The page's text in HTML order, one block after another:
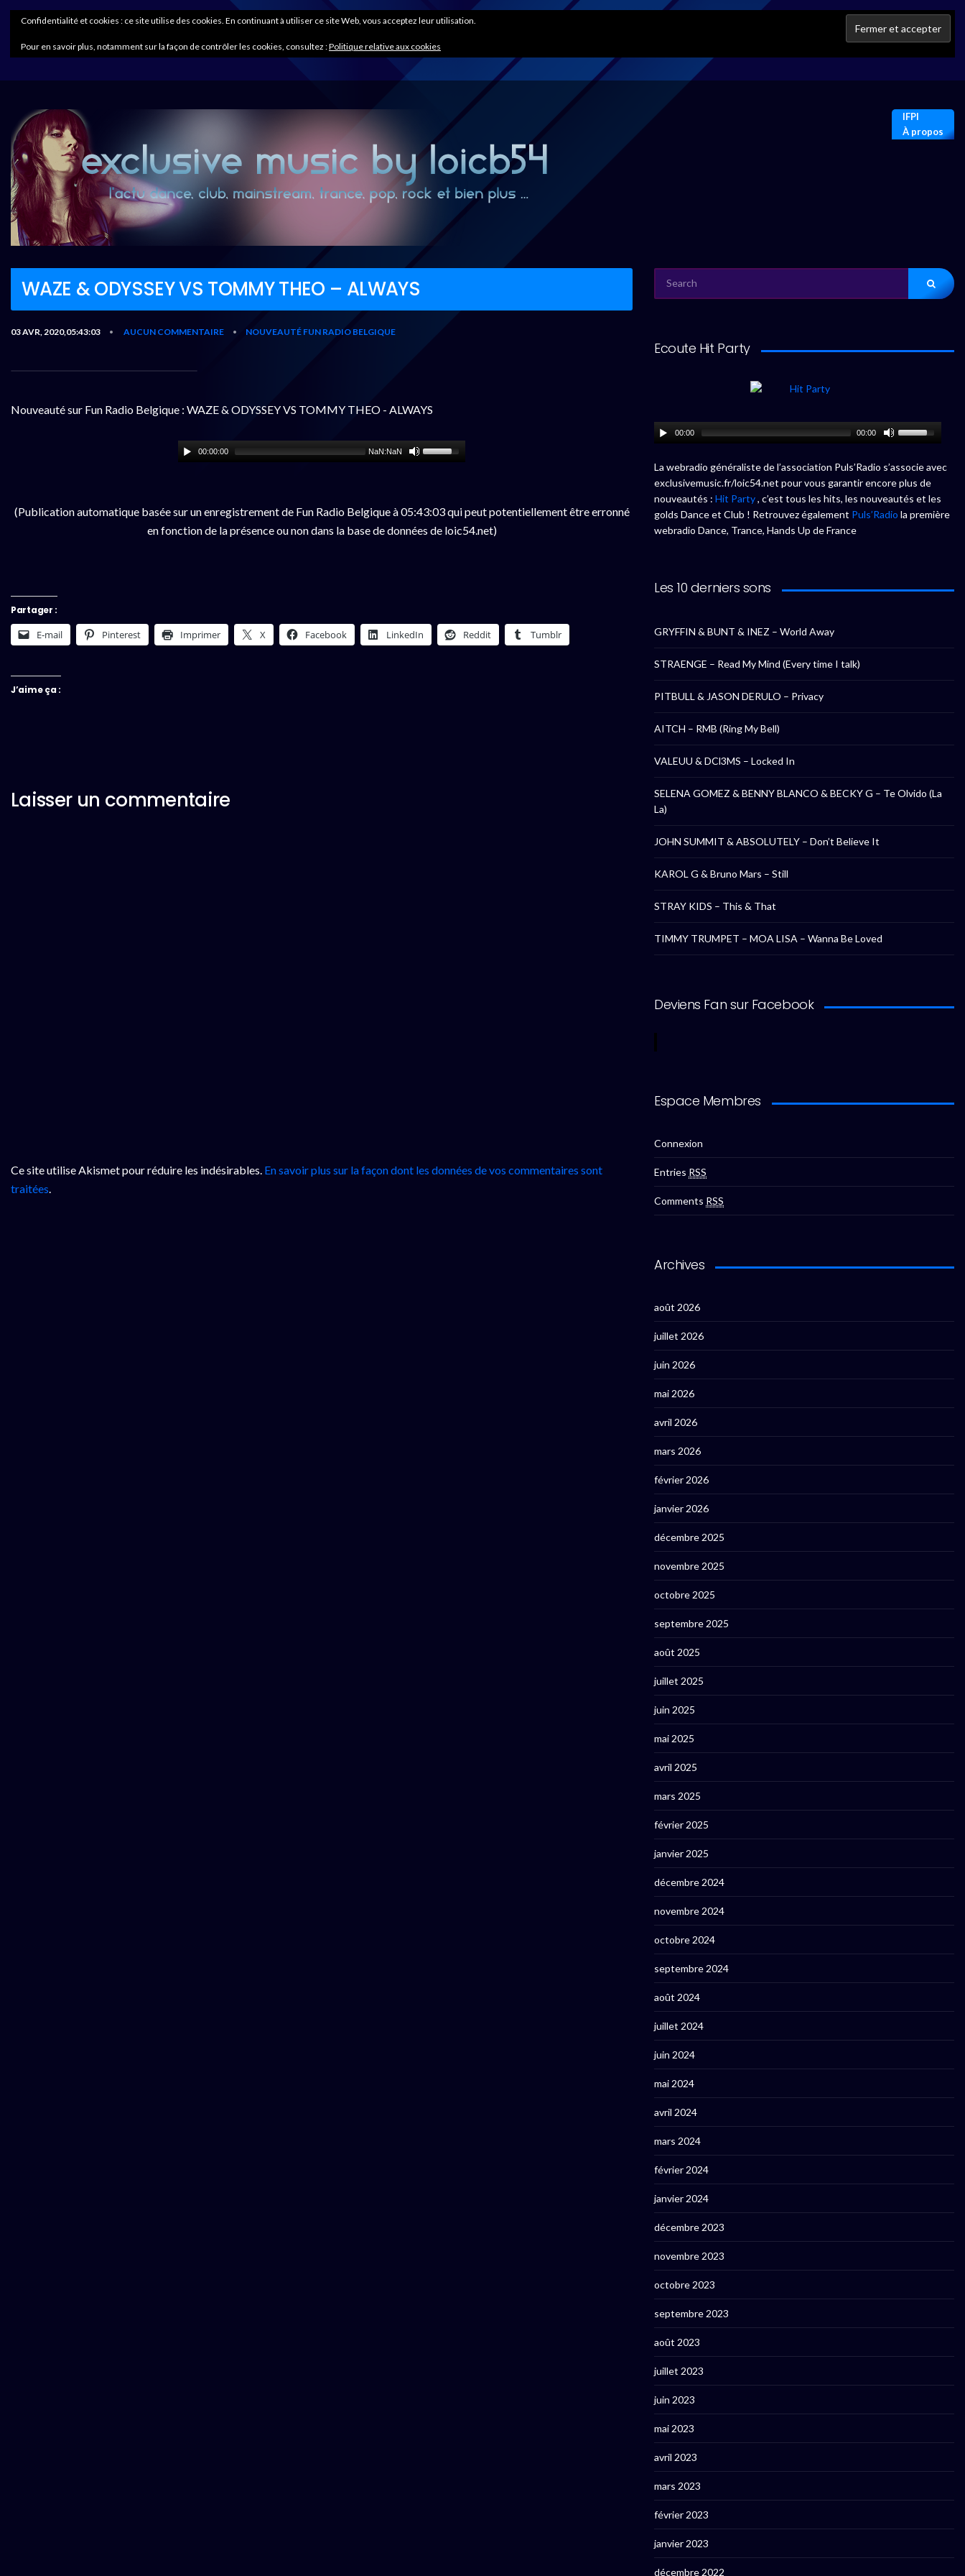
IFPI
À propos
WAZE & ODYSSEY VS TOMMY THEO – ALWAYS
03 AVR, 2020,05:43:03 • AUCUN COMMENTAIRE • NOUVEAUTÉ FUN RADIO BELGIQUE
Nouveauté sur Fun Radio Belgique : WAZE & ODYSSEY VS TOMMY THEO - ALWAYS
00:00:00 NaN:NaN
(Publication automatique basée sur un enregistrement de Fun Radio Belgique à 05:43:03 qui peut potentiellement être erronné
en fonction de la présence ou non dans la base de données de loic54.net)
Partager :
E-mail Pinterest Imprimer X Facebook LinkedIn Reddit Tumblr
J’aime ça :
Laisser un commentaire
Ce site utilise Akismet pour réduire les indésirables. En savoir plus sur la façon dont les données de vos commentaires sont
traitées.
FOR:
Ecoute Hit Party
00:00 00:00
La webradio généraliste de l’association Puls’Radio s’associe avec
exclusivemusic.fr/loic54.net pour vous garantir encore plus de
nouveautés : Hit Party, c’est tous les hits, les nouveautés et les
golds Dance et Club ! Retrouvez également Puls’Radio la première
webradio Dance, Trance, Hands Up de France
Les 10 derniers sons
GRYFFIN & BUNT & INEZ – World Away
STRAENGE – Read My Mind (Every time I talk)
PITBULL & JASON DERULO – Privacy
AITCH – RMB (Ring My Bell)
VALEUU & DCl3MS – Locked In
SELENA GOMEZ & BENNY BLANCO & BECKY G – Te Olvido (La
La)
JOHN SUMMIT & ABSOLUTELY – Don’t Believe It
KAROL G & Bruno Mars – Still
STRAY KIDS – This & That
TIMMY TRUMPET – MOA LISA – Wanna Be Loved
Deviens Fan sur Facebook
Espace Membres
Connexion
Entries RSS
Comments RSS
Archives
août 2026
juillet 2026
juin 2026
mai 2026
avril 2026
mars 2026
février 2026
janvier 2026
décembre 2025
novembre 2025
octobre 2025
septembre 2025
août 2025
juillet 2025
juin 2025
mai 2025
avril 2025
mars 2025
février 2025
janvier 2025
décembre 2024
novembre 2024
octobre 2024
septembre 2024
août 2024
juillet 2024
juin 2024
mai 2024
avril 2024
mars 2024
février 2024
janvier 2024
décembre 2023
novembre 2023
octobre 2023
septembre 2023
août 2023
juillet 2023
juin 2023
mai 2023
avril 2023
mars 2023
février 2023
janvier 2023
décembre 2022
Confidentialité et cookies : ce site utilise des cookies. En continuant à utiliser ce site Web, vous acceptez leur utilisation.
Pour en savoir plus, notamment sur la façon de contrôler les cookies, consultez :Politique relative aux cookies